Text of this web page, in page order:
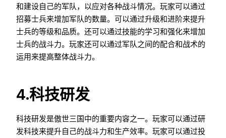
和建设自己的军队，以应对各种战斗情况。玩家可以通过
招募士兵来增加军队的数量。可以通过升级和进阶来提升
士兵的等级和品质。还可以通过技能的学习和强化来增加
士兵的战斗力。玩家还可以通过军队之间的配合和战术的
运用来提高整体战斗力。
4.科技研发
科技研发是傲世三国中的重要内容之一。玩家可以通过研
发科技来提升自己的战斗力和生产效率。玩家可以通过投